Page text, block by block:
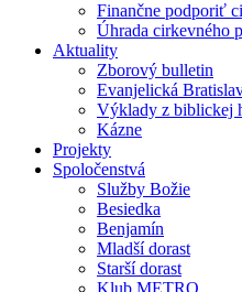
Finančne podporiť
Úhrada cirkevného
Aktuality
Zborový bulletin
Evanjelická
Výklady z biblickej
Kázne
Projekty
Spoločenstvá
Služby Božie
Besiedka
Benjamín
Mladší dorast
Starší dorast